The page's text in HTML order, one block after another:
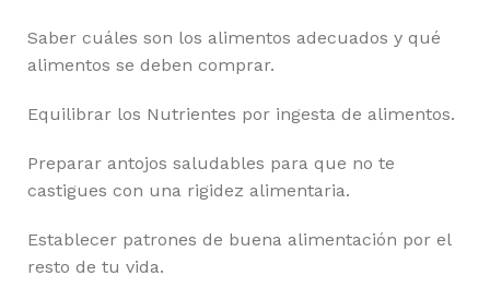
Saber cuáles son los alimentos adecuados y qué
alimentos se deben comprar.
Equilibrar los Nutrientes por ingesta de alimentos.
Preparar antojos saludables para que no te
castigues con una rigidez alimentaria.
Establecer patrones de buena alimentación por el
resto de tu vida.